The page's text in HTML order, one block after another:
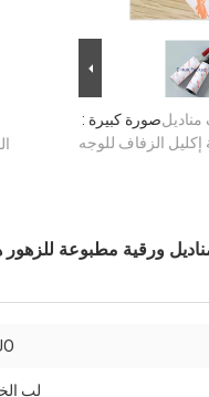
صورة كبيرة :
الزفاف للوجه
ورقية مطبوعة للزهور
لب